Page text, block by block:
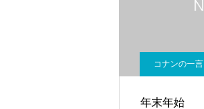
コナンの一言
年末年始